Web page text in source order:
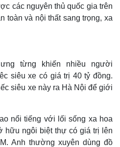
các nguyên thủ quốc gia trên
toàn và nội thất sang trọng, xa
từng khiến nhiều người
siêu xe có giá trị 40 tỷ đồng.
siêu xe này ra Hà Nội để giới
nổi tiếng với lối sống xa hoa
hữu ngôi biệt thự có giá trị lên
Anh thường xuyên dùng đồ